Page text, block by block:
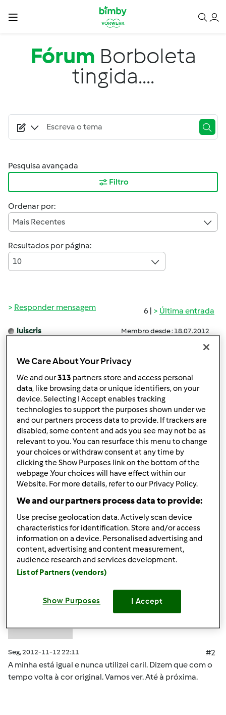
Passar para o conteúdo principal
Fórum Borboleta
tingida....
Pesquisa avançada
Filtro
Ordenar por:
Mais Recentes
Resultados por página:
10
6 | Última entrada
Responder mensagem
luiscris Membro desde : 18.07.2012
Seg, 2012-11-12 16:30
Boa tarde, hoje para o almoço fiz frango com caril.
Coloquei dentro do copo a borboleta para que os ossos
do frango não ficassem presos nas laminas. Tudo correu
bem até terminar o cozinhado e verificar que a borboleta
tinha ficado verde...
Já tentei lavá-la mas não saiu....
Alguem me sabe dizer o que fazer? Obrigada
Iniciar sessãoou registe-se aquipara escrever
comentários
mortagua (não
verificado)
Seg, 2012-11-12 22:11
#2
A minha está igual e nunca utilizei caril. Dizem que com o
tempo volta à cor original. Vamos ver. Até à próxima.
We Care About Your Privacy
We and our313 partners store and access personal
data, like browsing data or unique identifiers, on your
device. Selecting I Accept enables tracking
technologies to support the purposes shown under we
and our partners process data to provide. If trackers are
disabled, some content and ads you see may not be as
relevant to you. You can resurface this menu to change
your choices or withdraw consent at any time by
clicking the Show Purposes link on the bottom of the
webpage .Your choices will have effect within our
Website. For more details, refer to our Privacy Policy.
We and our partners process data to provide:
Use precise geolocation data. Actively scan device
characteristics for identification. Store and/or access
information on a device. Personalised advertising and
content, advertising and content measurement,
audience research and services development.
List of Partners (vendors)
Show Purposes I Accept